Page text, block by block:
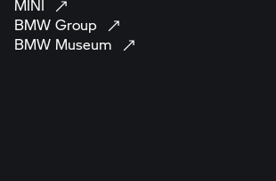
MINI
BMW Group
BMW Museum